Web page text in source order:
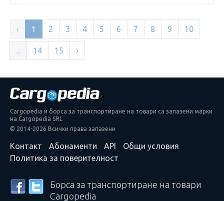
‹ 1 2 3 4 5 6 7 8 9 10
... 14 15 ›
Cargopedia и борса за транспортиране на товари са запазени марки
на Cargopedia SRL
© 2014-2026 Всички права запазени
Контакт Абонаменти API
Общи условия
Политика за поверителност
Борса за транспортиране на товари
Cargopedia